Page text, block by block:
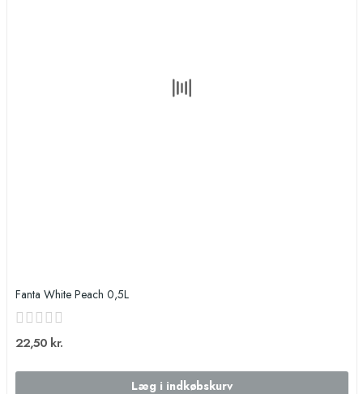
Fanta White Peach 0,5L
22,50 kr.
Læg i indkøbskurv